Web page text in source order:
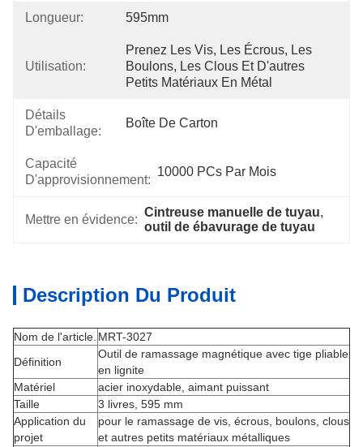
Longueur: 595mm
Utilisation:
Prenez Les Vis, Les Écrous, Les
Boulons, Les Clous Et D'autres
Petits Matériaux En Métal
Détails
D'emballage:
Boîte De Carton
Capacité
D'approvisionnement:
10000 PCs Par Mois
Mettre en évidence:
Cintreuse manuelle de tuyau,
outil de ébavurage de tuyau
Description Du Produit
Nom de l'article. MRT-3027
Définition
Outil de ramassage magnétique avec tige pliable
en lignite
Matériel
acier inoxydable, aimant puissant
Taille
3 livres, 595 mm
Application du
projet
pour le ramassage de vis, écrous, boulons, clous
et autres petits matériaux métalliques